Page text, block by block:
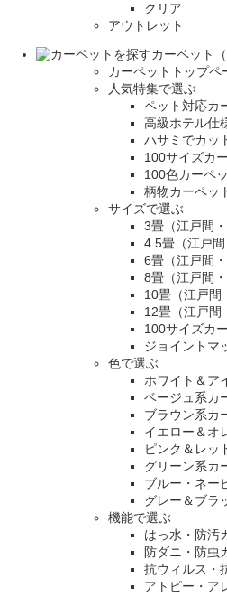
クリア
アウトレット
カーペット
カーペットトップペ
人気特集で選ぶ
ペット対応カ
高級ホテル仕
ハサミでカッ
100サイズカ
100色カーペ
柄物カーペッ
サイズで選ぶ
3畳（江戸間
4.5畳（江戸
6畳（江戸間
8畳（江戸間
10畳（江戸間
12畳（江戸間
100サイズカ
ジョイントマ
色で選ぶ
ホワイト＆ア
ベージュ系カ
ブラウン系カ
イエロー＆オ
ピンク＆レッ
グリーン系カ
ブルー・ネー
グレー＆ブラ
機能で選ぶ
はっ水・防汚
防ダニ・防虫
抗ウィルス・
アトピー・ア